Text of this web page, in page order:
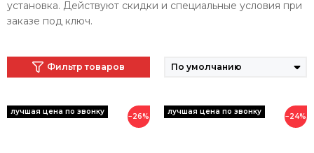
установка. Действуют скидки и специальные условия при
заказе под ключ.
Фильтр товаров
−26% −24%